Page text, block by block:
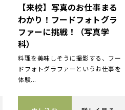
【来校】写真のお仕事まる
わかり！フードフォトグラ
ファーに挑戦！（写真学
科）
料理を美味しそうに撮影する、フー
ドフォトグラファーというお仕事を
体験...